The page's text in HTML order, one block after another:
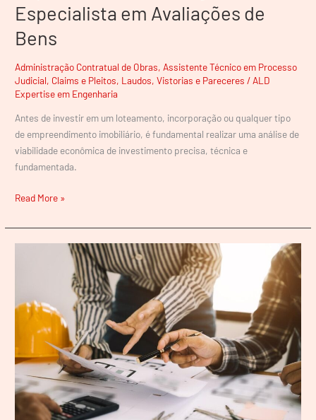
Especialista em Avaliações de
Bens
Administração Contratual de Obras, Assistente Técnico em Processo
Judicial, Claims e Pleitos, Laudos, Vistorias e Pareceres / ALD
Expertise em Engenharia
Antes de investir em um loteamento, incorporação ou qualquer tipo
de empreendimento imobiliário, é fundamental realizar uma análise de
viabilidade econômica de investimento precisa, técnica e
fundamentada.
Importância
de
um
Engenheiro
Especialista
em
Avaliações
de
Bens
Read More »
Gestão
Contrato
de
Obra:
Planejamento
Adequado
e